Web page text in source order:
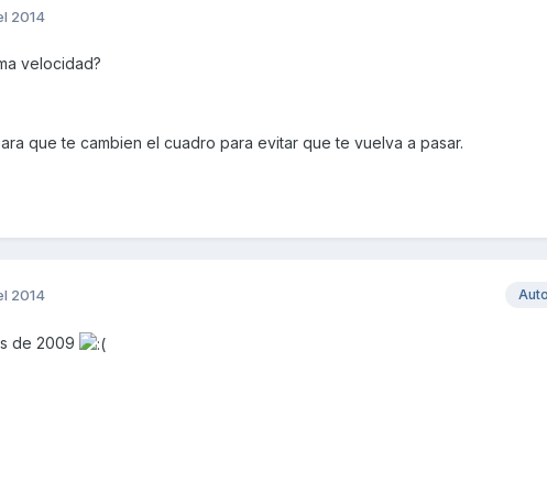
2014
velocidad?
que te cambien el cuadro para evitar que te vuelva a pasar.
2014
de 2009